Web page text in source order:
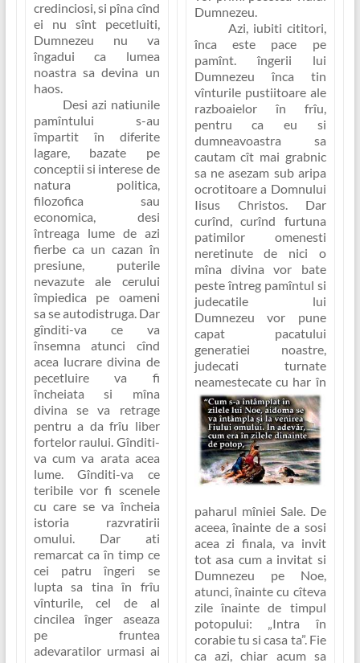
credinciosi, si pîna cînd
ei nu sînt pecetluiti,
Dumnezeu nu va
îngadui ca lumea
noastra sa devina un
haos.
Desi azi natiunile
pamîntului s-au
împartit în diferite
lagare, bazate pe
conceptii si interese de
natura politica,
filozofica sau
economica, desi
întreaga lume de azi
fierbe ca un cazan în
presiune, puterile
nevazute ale cerului
împiedica pe oameni
sa se autodistruga. Dar
gînditi-va ce va
însemna atunci cînd
acea lucrare divina de
pecetluire va fi
încheiata si mîna
divina se va retrage
pentru a da frîu liber
fortelor raului. Gînditi-
va cum va arata acea
lume. Gînditi-va ce
teribile vor fi scenele
cu care se va încheia
istoria razvratirii
omului. Dar ati
remarcat ca în timp ce
cei patru îngeri se
lupta sa tina în frîu
vînturile, cel de al
cincilea înger aseaza
pe fruntea
adevaratilor urmasi ai
Dumnezeu
Azi, iubiti cititori,
înca este pace pe
pamînt. îngerii lui
Dumnezeu înca tin
vînturile pustiitoare ale
razboaielor în frîu,
pentru ca eu si
dumneavoastra sa
cautam cît mai grabnic
sa ne asezam sub aripa
ocrotitoare a Domnului
Iisus Christos. Dar
curînd, curînd furtuna
patimilor omenesti
neretinute de nici o
mîna divina vor bate
peste întreg pamîntul si
judecatile lui
Dumnezeu vor pune
capat pacatului
generatiei noastre,
judecati turnate
neamestecate cu har în
paharul mîniei Sale. De
aceea, înainte de a sosi
acea zi finala, va invit
tot asa cum a invitat si
Dumnezeu pe Noe,
atunci, înainte cu cîteva
zile înainte de timpul
potopului:
„Intra în
corabie tu si casa ta”. Fie
ca azi, chiar acum sa